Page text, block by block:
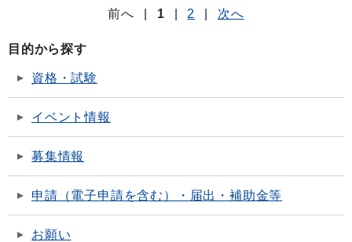
前へ 1 2 次へ
目的から探す
資格・試験
イベント情報
募集情報
申請（電子申請を含む）・届出・補助金等
お願い